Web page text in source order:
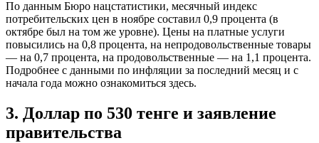
По данным Бюро нацстатистики, месячный индекс
потребительских цен в ноябре составил 0,9 процента (в
октябре был на том же уровне). Цены на платные услуги
повысились на 0,8 процента, на непродовольственные товары
— на 0,7 процента, на продовольственные — на 1,1 процента.
Подробнее с данными по инфляции за последний месяц и с
начала года можно ознакомиться здесь.
3. Доллар по 530 тенге и заявление
правительства